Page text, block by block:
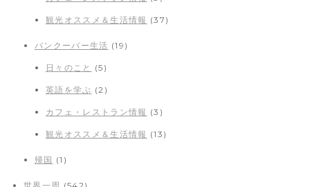
観光オススメ＆生活情報 (37)
バンクーバー生活 (19)
日々のこと (5)
英語を学ぶ (2)
カフェ・レストラン情報 (3)
観光オススメ＆生活情報 (13)
帰国 (1)